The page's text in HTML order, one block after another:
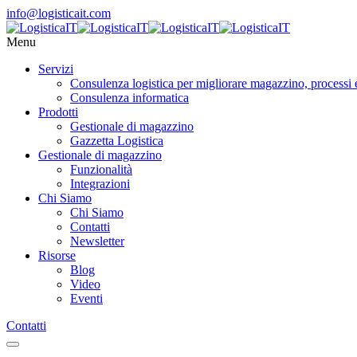
info@logisticait.com
Menu
Servizi
Consulenza logistica per migliorare magazzino,
Consulenza informatica
Prodotti
Gestionale di magazzino
Gazzetta Logistica
Gestionale di magazzino
Funzionalità
Integrazioni
Chi Siamo
Chi Siamo
Contatti
Newsletter
Risorse
Blog
Video
Eventi
Contatti